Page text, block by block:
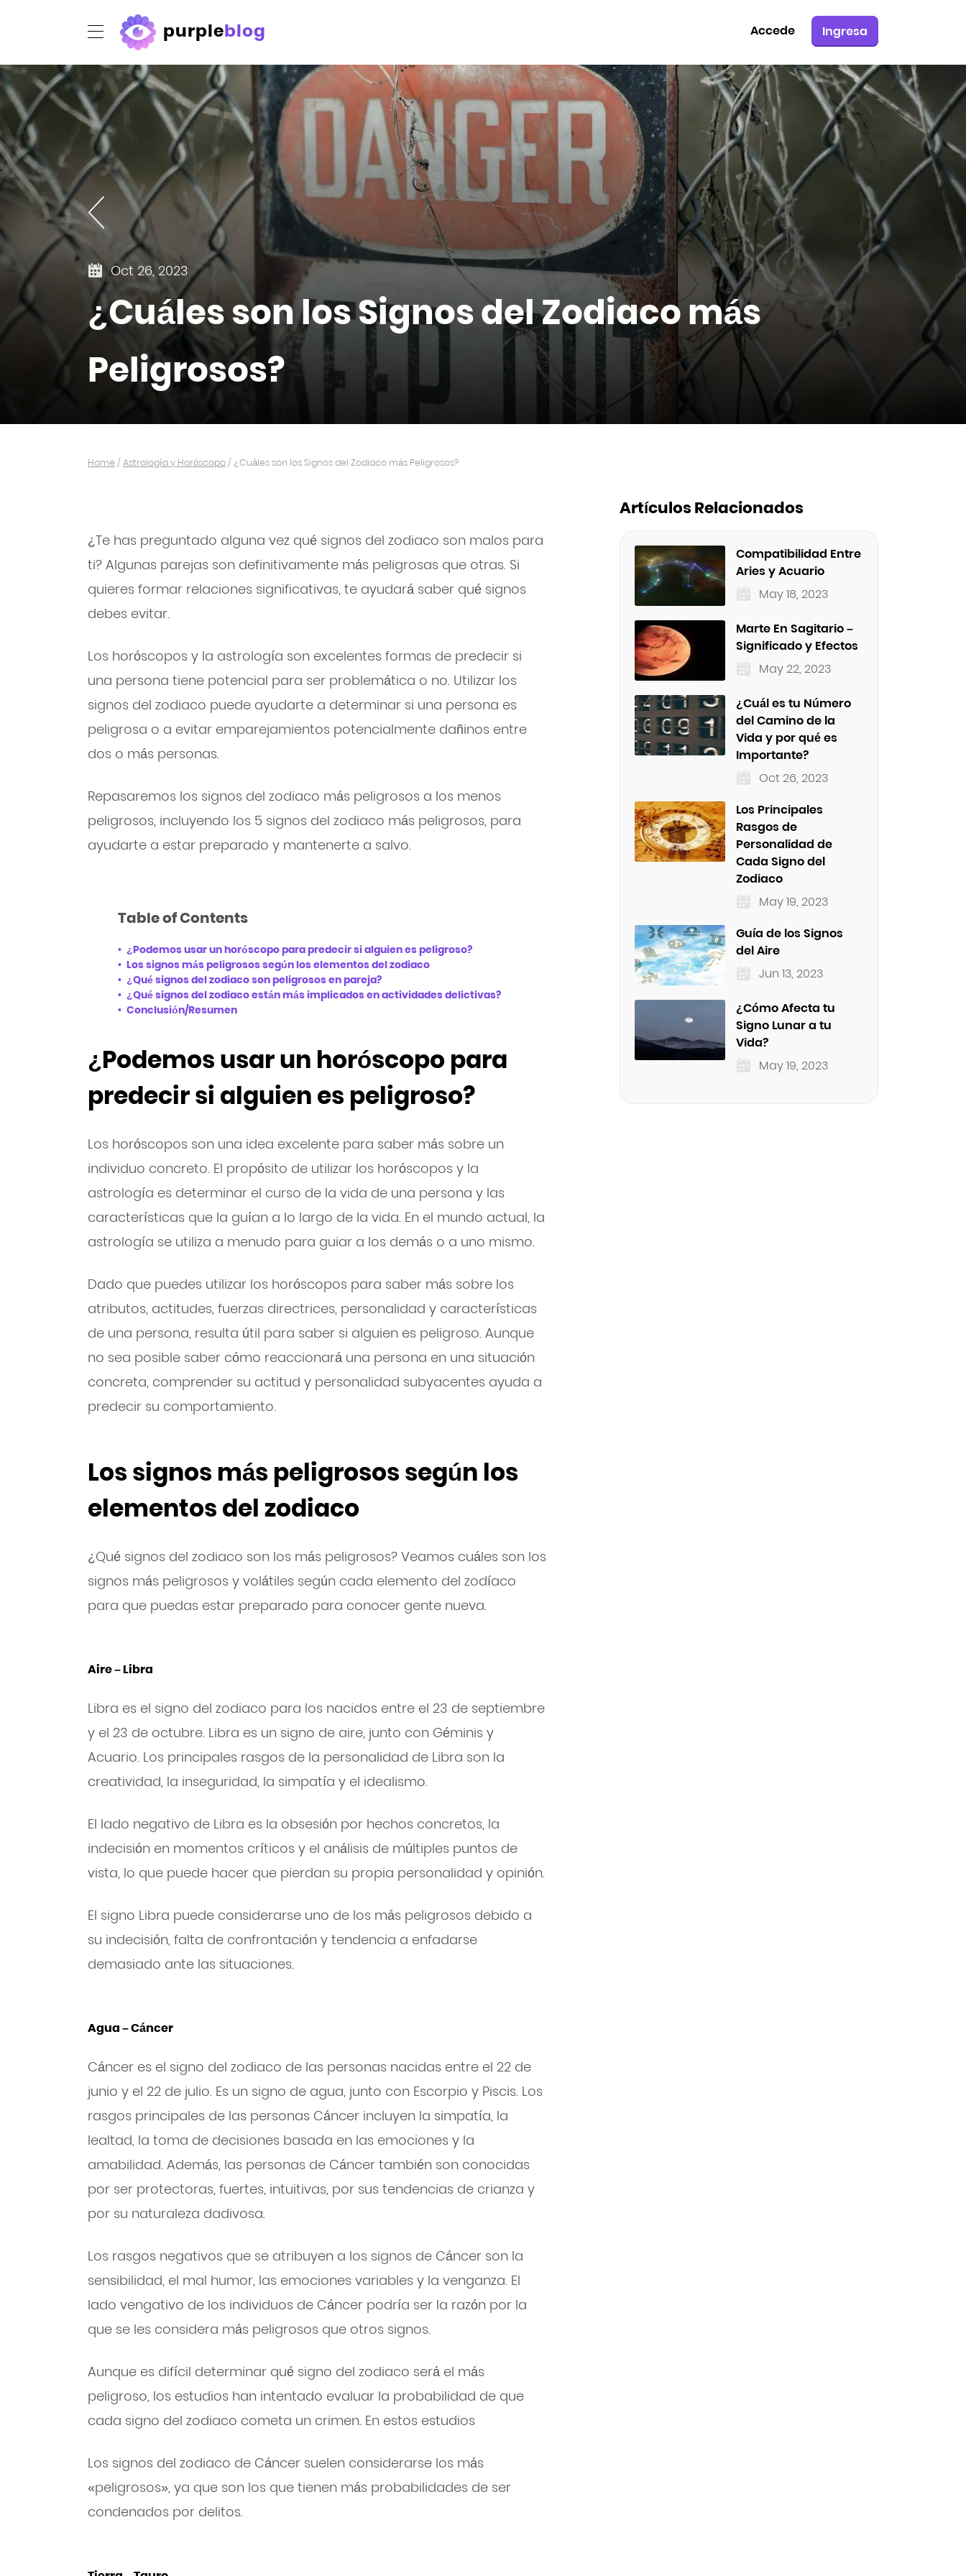
purpleblog Ingresa
Accede
Oct 26, 2023
¿Cuáles son los Signos del Zodiaco más
Peligrosos?
Home / Astrología y Horóscopo / ¿Cuáles son los Signos del Zodiaco más Peligrosos?
¿Te has preguntado alguna vez qué signos del zodiaco son malos para
ti? Algunas parejas son definitivamente más peligrosas que otras. Si
quieres formar relaciones significativas, te ayudará saber qué signos
debes evitar.
Los horóscopos y la astrología son excelentes formas de predecir si
una persona tiene potencial para ser problemática o no. Utilizar los
signos del zodiaco puede ayudarte a determinar si una persona es
peligrosa o a evitar emparejamientos potencialmente dañinos entre
dos o más personas.
Repasaremos los signos del zodiaco más peligrosos a los menos
peligrosos, incluyendo los 5 signos del zodiaco más peligrosos, para
ayudarte a estar preparado y mantenerte a salvo.
Table of Contents
¿Podemos usar un horóscopo para predecir si alguien es peligroso?
Los signos más peligrosos según los elementos del zodiaco
¿Qué signos del zodiaco son peligrosos en pareja?
¿Qué signos del zodiaco están más implicados en actividades delictivas?
Conclusión/Resumen
¿Podemos usar un horóscopo para
predecir si alguien es peligroso?
Los horóscopos son una idea excelente para saber más sobre un
individuo concreto. El propósito de utilizar los horóscopos y la
astrología es determinar el curso de la vida de una persona y las
características que la guían a lo largo de la vida. En el mundo actual, la
astrología se utiliza a menudo para guiar a los demás o a uno mismo.
Dado que puedes utilizar los horóscopos para saber más sobre los
atributos, actitudes, fuerzas directrices, personalidad y características
de una persona, resulta útil para saber si alguien es peligroso. Aunque
no sea posible saber cómo reaccionará una persona en una situación
concreta, comprender su actitud y personalidad subyacentes ayuda a
predecir su comportamiento.
Los signos más peligrosos según los
elementos del zodiaco
¿Qué signos del zodiaco son los más peligrosos? Veamos cuáles son los
signos más peligrosos y volátiles según cada elemento del zodíaco
para que puedas estar preparado para conocer gente nueva.
Aire – Libra
Libra es el signo del zodiaco para los nacidos entre el 23 de septiembre
y el 23 de octubre. Libra es un signo de aire, junto con Géminis y
Acuario. Los principales rasgos de la personalidad de Libra son la
creatividad, la inseguridad, la simpatía y el idealismo.
El lado negativo de Libra es la obsesión por hechos concretos, la
indecisión en momentos críticos y el análisis de múltiples puntos de
vista, lo que puede hacer que pierdan su propia personalidad y opinión.
El signo Libra puede considerarse uno de los más peligrosos debido a
su indecisión, falta de confrontación y tendencia a enfadarse
demasiado ante las situaciones.
Agua – Cáncer
Cáncer es el signo del zodiaco de las personas nacidas entre el 22 de
junio y el 22 de julio. Es un signo de agua, junto con Escorpio y Piscis. Los
rasgos principales de las personas Cáncer incluyen la simpatía, la
lealtad, la toma de decisiones basada en las emociones y la
amabilidad. Además, las personas de Cáncer también son conocidas
por ser protectoras, fuertes, intuitivas, por sus tendencias de crianza y
por su naturaleza dadivosa.
Los rasgos negativos que se atribuyen a los signos de Cáncer son la
sensibilidad, el mal humor, las emociones variables y la venganza. El
lado vengativo de los individuos de Cáncer podría ser la razón por la
que se les considera más peligrosos que otros signos.
Aunque es difícil determinar qué signo del zodiaco será el más
peligroso, los estudios han intentado evaluar la probabilidad de que
cada signo del zodiaco cometa un crimen. En estos estudios
Los signos del zodiaco de Cáncer suelen considerarse los más
«peligrosos», ya que son los que tienen más probabilidades de ser
condenados por delitos.
Artículos Relacionados
Compatibilidad Entre
Aries y Acuario
May 18, 2023
Marte En Sagitario –
Significado y Efectos
May 22, 2023
¿Cuál es tu Número
del Camino de la
Vida y por qué es
Importante?
Oct 26, 2023
Los Principales
Rasgos de
Personalidad de
Cada Signo del
Zodiaco
May 19, 2023
Guía de los Signos
del Aire
Jun 13, 2023
¿Cómo Afecta tu
Signo Lunar a tu
Vida?
May 19, 2023